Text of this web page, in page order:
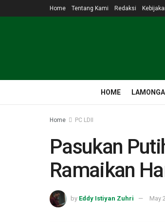
Home Tentang Kami Redaksi
HOME
Home PC LDII
Pasukan
Ramaikan
by Eddy Istiyan Zuhri May